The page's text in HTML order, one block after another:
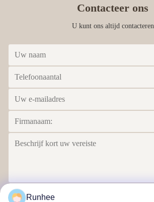
Contacteer ons
U kunt ons altijd contacteren
Runhee